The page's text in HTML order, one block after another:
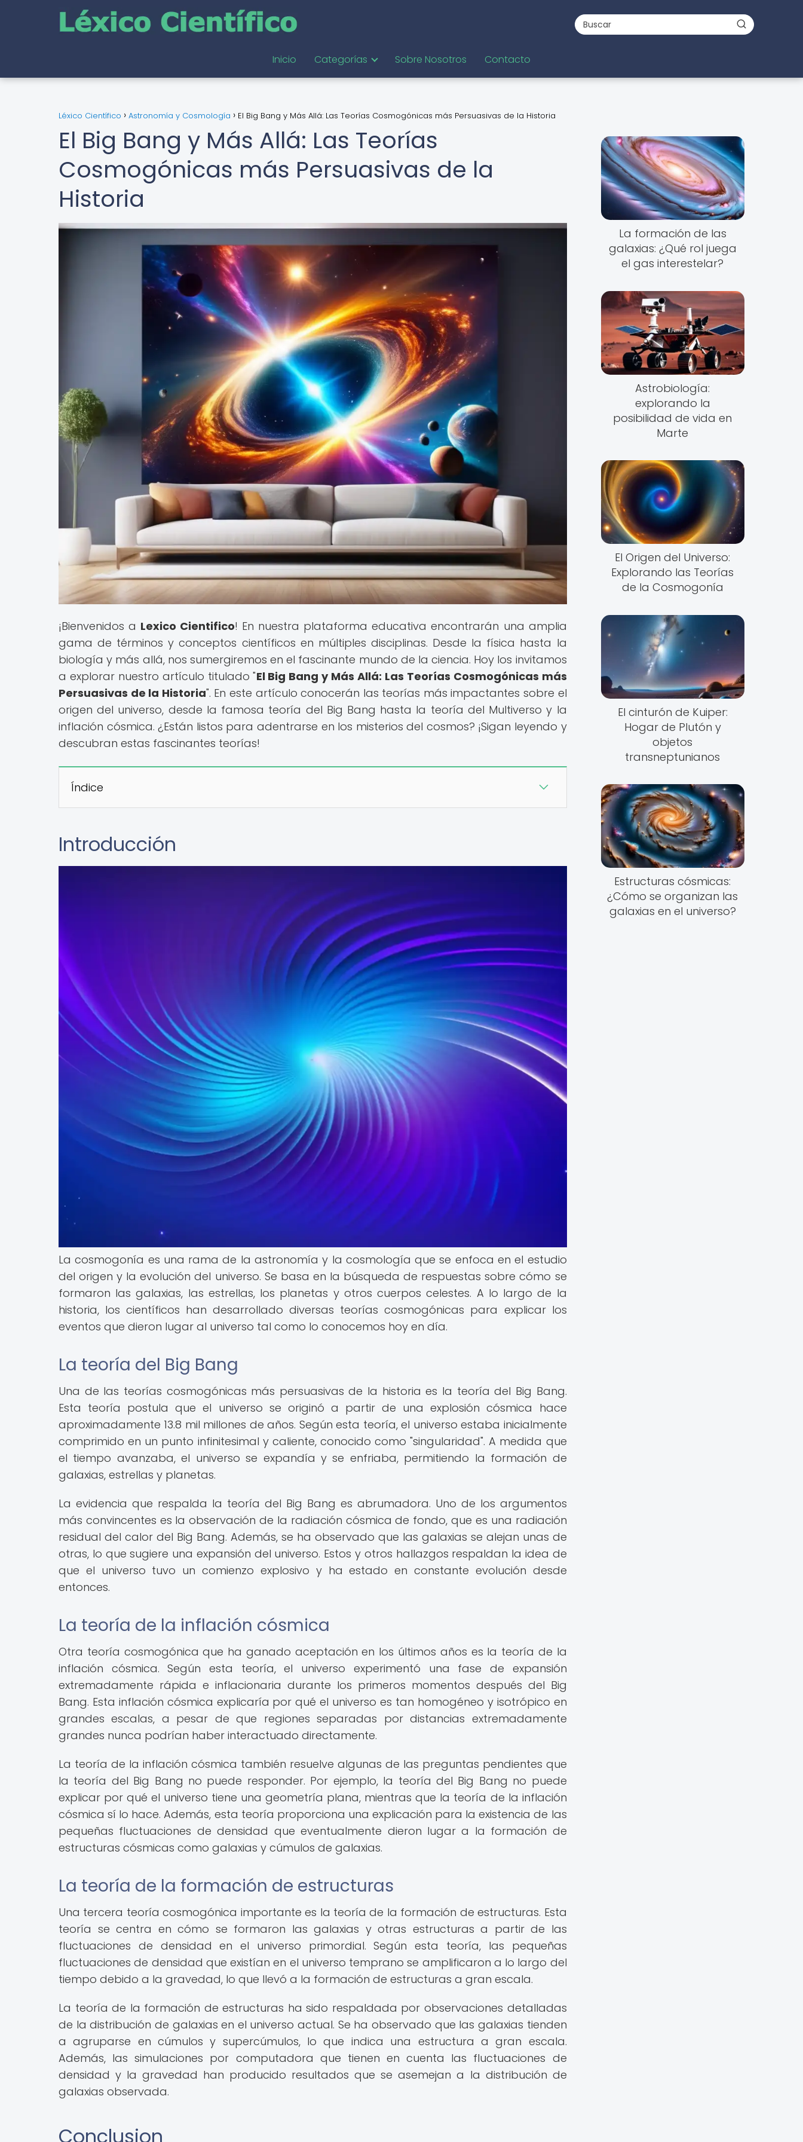
Inicio Categorías Sobre Nosotros Contacto
Léxico Científico Astronomía y Cosmología El Big Bang y Más Allá: Las Teorías Cosmogónicas más Persuasivas de la Historia
El Big Bang y Más Allá: Las Teorías
Cosmogónicas más Persuasivas de la
Historia
¡Bienvenidos a Lexico Cientifico! En nuestra plataforma educativa encontrarán una amplia
gama de términos y conceptos científicos en múltiples disciplinas. Desde la física hasta la
biología y más allá, nos sumergiremos en el fascinante mundo de la ciencia. Hoy los invitamos
a explorar nuestro artículo titulado "El Big Bang y Más Allá: Las Teorías Cosmogónicas más
Persuasivas de la Historia". En este artículo conocerán las teorías más impactantes sobre el
origen del universo, desde la famosa teoría del Big Bang hasta la teoría del Multiverso y la
inflación cósmica. ¿Están listos para adentrarse en los misterios del cosmos? ¡Sigan leyendo y
descubran estas fascinantes teorías!
Índice
Introducción
La cosmogonía es una rama de la astronomía y la cosmología que se enfoca en el estudio
del origen y la evolución del universo. Se basa en la búsqueda de respuestas sobre cómo se
formaron las galaxias, las estrellas, los planetas y otros cuerpos celestes. A lo largo de la
historia, los científicos han desarrollado diversas teorías cosmogónicas para explicar los
eventos que dieron lugar al universo tal como lo conocemos hoy en día.
La teoría del Big Bang
Una de las teorías cosmogónicas más persuasivas de la historia es la teoría del Big Bang.
Esta teoría postula que el universo se originó a partir de una explosión cósmica hace
aproximadamente 13.8 mil millones de años. Según esta teoría, el universo estaba inicialmente
comprimido en un punto infinitesimal y caliente, conocido como "singularidad". A medida que
el tiempo avanzaba, el universo se expandía y se enfriaba, permitiendo la formación de
galaxias, estrellas y planetas.
La evidencia que respalda la teoría del Big Bang es abrumadora. Uno de los argumentos
más convincentes es la observación de la radiación cósmica de fondo, que es una radiación
residual del calor del Big Bang. Además, se ha observado que las galaxias se alejan unas de
otras, lo que sugiere una expansión del universo. Estos y otros hallazgos respaldan la idea de
que el universo tuvo un comienzo explosivo y ha estado en constante evolución desde
entonces.
La teoría de la inflación cósmica
Otra teoría cosmogónica que ha ganado aceptación en los últimos años es la teoría de la
inflación cósmica. Según esta teoría, el universo experimentó una fase de expansión
extremadamente rápida e inflacionaria durante los primeros momentos después del Big
Bang. Esta inflación cósmica explicaría por qué el universo es tan homogéneo y isotrópico en
grandes escalas, a pesar de que regiones separadas por distancias extremadamente
grandes nunca podrían haber interactuado directamente.
La teoría de la inflación cósmica también resuelve algunas de las preguntas pendientes que
la teoría del Big Bang no puede responder. Por ejemplo, la teoría del Big Bang no puede
explicar por qué el universo tiene una geometría plana, mientras que la teoría de la inflación
cósmica sí lo hace. Además, esta teoría proporciona una explicación para la existencia de las
pequeñas fluctuaciones de densidad que eventualmente dieron lugar a la formación de
estructuras cósmicas como galaxias y cúmulos de galaxias.
La teoría de la formación de estructuras
Una tercera teoría cosmogónica importante es la teoría de la formación de estructuras. Esta
teoría se centra en cómo se formaron las galaxias y otras estructuras a partir de las
fluctuaciones de densidad en el universo primordial. Según esta teoría, las pequeñas
fluctuaciones de densidad que existían en el universo temprano se amplificaron a lo largo del
tiempo debido a la gravedad, lo que llevó a la formación de estructuras a gran escala.
La teoría de la formación de estructuras ha sido respaldada por observaciones detalladas
de la distribución de galaxias en el universo actual. Se ha observado que las galaxias tienden
a agruparse en cúmulos y supercúmulos, lo que indica una estructura a gran escala.
Además, las simulaciones por computadora que tienen en cuenta las fluctuaciones de
densidad y la gravedad han producido resultados que se asemejan a la distribución de
galaxias observada.
Conclusion
La formación de las
galaxias: ¿Qué rol juega
el gas interestelar?
Astrobiología:
explorando la
posibilidad de vida en
Marte
El Origen del Universo:
Explorando las Teorías
de la Cosmogonía
El cinturón de Kuiper:
Hogar de Plutón y
objetos
transneptunianos
Estructuras cósmicas:
¿Cómo se organizan las
galaxias en el universo?